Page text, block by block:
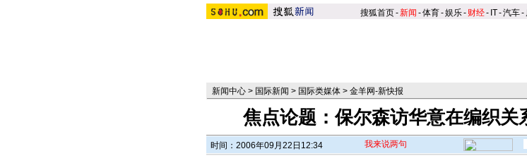
搜狐首页-新闻 -体育-娱乐- 财经- IT-汽车-
新闻中心 > 国际新闻 > 国际类媒体 > 金羊网-新快报
焦点论题：保尔森访华意在编织关
时间：2006年09月22日12:34 我来说两句